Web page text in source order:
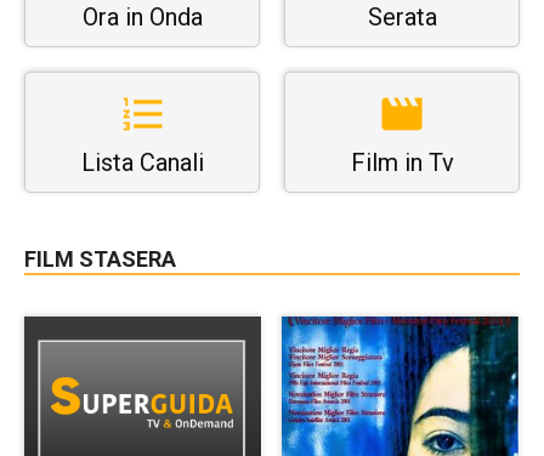
Ora in Onda Serata
Lista Canali Film in Tv
FILM STASERA